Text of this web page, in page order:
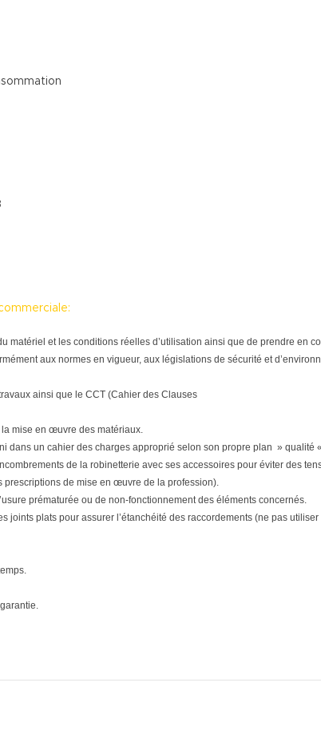
matériel et les conditions réelles d’utilisation ainsi que de prendre en
aux normes en vigueur, aux législations de sécurité et
ainsi que le CCT (Cahier des Clauses
mise en œuvre des matériaux.
dans un cahier des charges approprié selon son propre plan » qualité
de la robinetterie avec ses accessoires pour éviter des
prescriptions de mise en œuvre de la profession).
prématurée ou de non-fonctionnement des éléments concernés.
joints plats pour assurer l’étanchéité des raccordements (ne pas